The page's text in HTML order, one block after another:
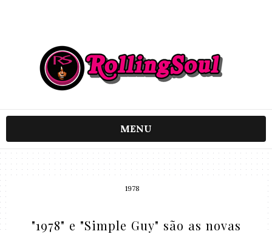
MENU
1978
"1978" e "Simple Guy" são as novas